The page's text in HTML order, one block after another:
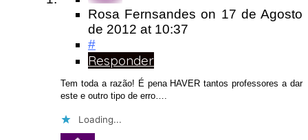
Rosa Fernsandes on 17 de Agosto
de 2012 at 10:37
#
Responder
Tem toda a razão! É pena HAVER tantos professores a dar
este e outro tipo de erro….
Loading...